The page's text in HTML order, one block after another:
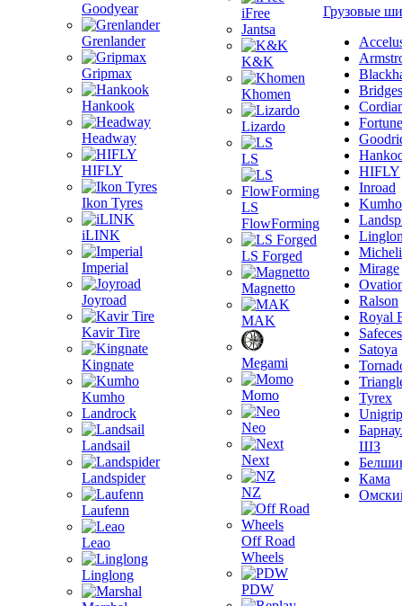
Goodyear
Grenlander
Gripmax
Hankook
Headway
HIFLY
Ikon Tyres
iLINK
Imperial
Joyroad
Kavir Tire
Kingnate
Kumho
Landrock
Landsail
Landspider
Laufenn
Leao
Linglong
iFree
Jantsa
K&K
Khomen
Lizardo
LS
LS
FlowForming
LS Forged
Magnetto
MAK
Megami
Momo
Neo
Next
NZ
Off Road
Wheels
PDW
Грузовые
Fortune
HIFLY
Inroad
Kumho
Mirage
Ralson
Royal
Satoya
Tyrex
Unigrip
ШЗ
Кама